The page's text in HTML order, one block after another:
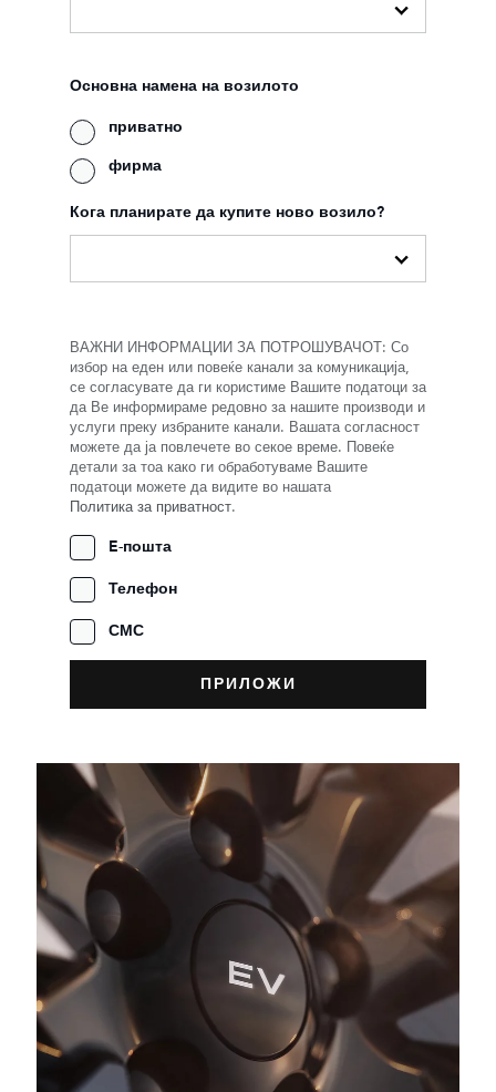
Основна намена на возилото
приватно
фирма
Кога планирате да купите ново возило?
ВАЖНИ ИНФОРМАЦИИ ЗА ПОТРОШУВАЧОТ: Со
избор на еден или повеќе канали за комуникација,
се согласувате да ги користиме Вашите податоци за
да Ве информираме редовно за нашите производи и
услуги преку избраните канали. Вашата согласност
можете да ја повлечете во секое време. Повеќе
детали за тоа како ги обработуваме Вашите
податоци можете да видите во нашата
Политика за приватност.
E-пошта
Телефон
СМС